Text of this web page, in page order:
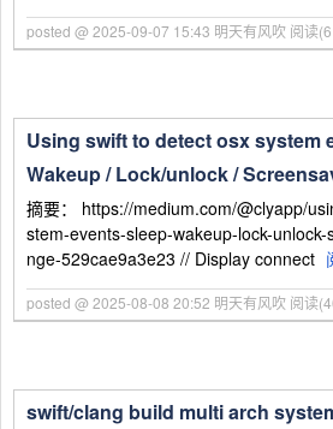
posted @ 2025-09-07 15:43 明天有风吹 阅读
Using swift to detect osx system
Wakeup / Lock/unlock /
摘要： https://medium.com/@clyapp/
stem-events-sleep-wakeup-lock-
nge-529cae9a3e23 // Display connect
posted @ 2025-08-08 20:52 明天有风吹 阅读
swift/clang build multi arch